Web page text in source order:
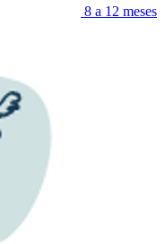
8 a 12 meses